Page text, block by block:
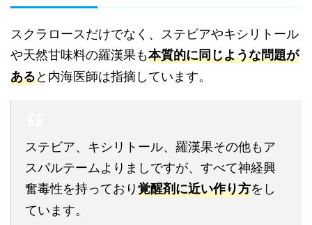
スクラロースだけでなく、ステビアやキシリトール
や天然甘味料の羅漢果も本質的に同じような問題が
あると内海医師は指摘しています。
ステビア、キシリトール、羅漢果その他もア
スパルテームよりましですが、すべて神経興
奮毒性を持っており覚醒剤に近い作り方をし
ています。